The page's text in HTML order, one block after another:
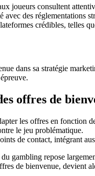
joueurs consultent
des
crédibles,
dans sa stratégie
offres de
les offres en fonction
le jeu problématique.
de contact, intégrant
gambling repose
de bienvenue,